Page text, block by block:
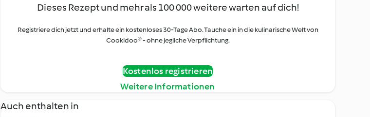
Dieses Rezept und mehr als 100 000 weitere warten auf dich!
Registriere dich jetzt und erhalte ein kostenloses 30-Tage Abo. Tauche ein in die kulinarische Welt von
Cookidoo® - ohne jegliche Verpflichtung.
Kostenlos registrieren
Weitere Informationen
Auch enthalten in